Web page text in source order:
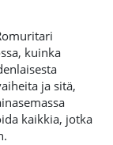
kuinka
ja sitä,
kaikkia, jotka